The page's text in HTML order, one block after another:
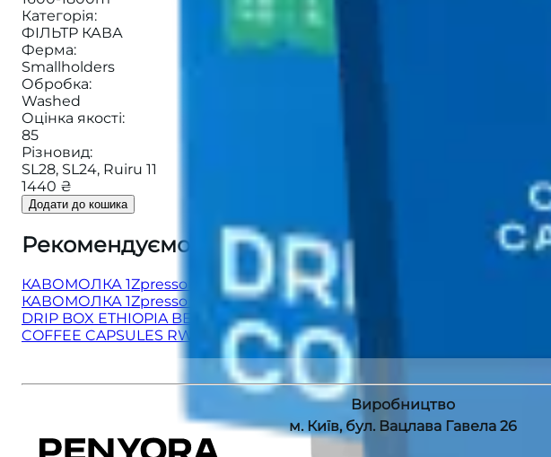
Категорія:
ФІЛЬТР КАВА
Ферма:
Smallholders
Обробка:
Washed
Оцінка якості:
85
Різновид:
SL28, SL24, Ruiru 11
1440 ₴
Додати до кошика
Рекомендуємо також:
КАВОМОЛКА 1Zpresso ZP6 Special Iron Gray
КАВОМОЛКА 1Zpresso K-Ultra
DRIP BOX ETHIOPIA BEKELE
COFFEE CAPSULES RWANDA SHYIRA
Виробництво
м. Київ, бул. Вацлава Гавела 26